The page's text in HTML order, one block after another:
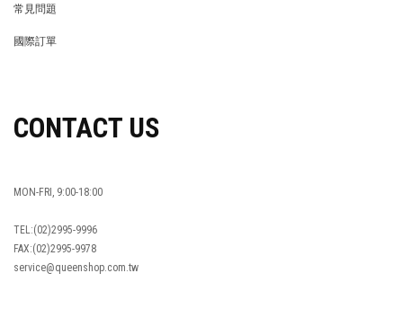
常見問題
國際訂單
CONTACT US
MON-FRI, 9:00-18:00
TEL:(02)2995-9996
FAX:(02)2995-9978
service@queenshop.com.tw